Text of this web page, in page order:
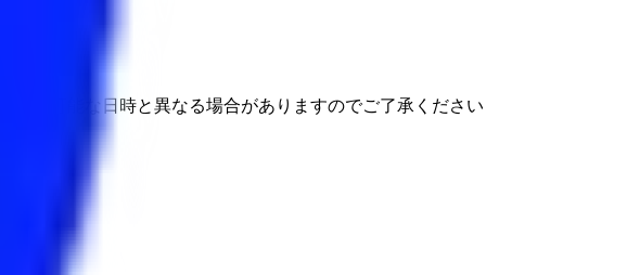
約可能な日時と異なる場合がありますのでご了承ください